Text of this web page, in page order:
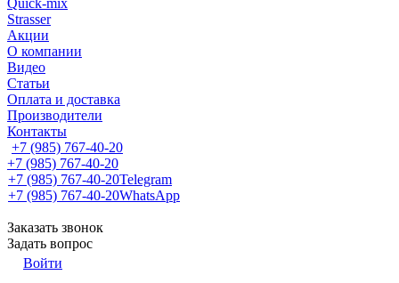
Quick-mix
Strasser
Акции
О компании
Видео
Статьи
Оплата и доставка
Производители
Контакты
+7 (985) 767-40-20
+7 (985) 767-40-20
+7 (985) 767-40-20Telegram
+7 (985) 767-40-20WhatsApp
Заказать звонок
Задать вопрос
Войти